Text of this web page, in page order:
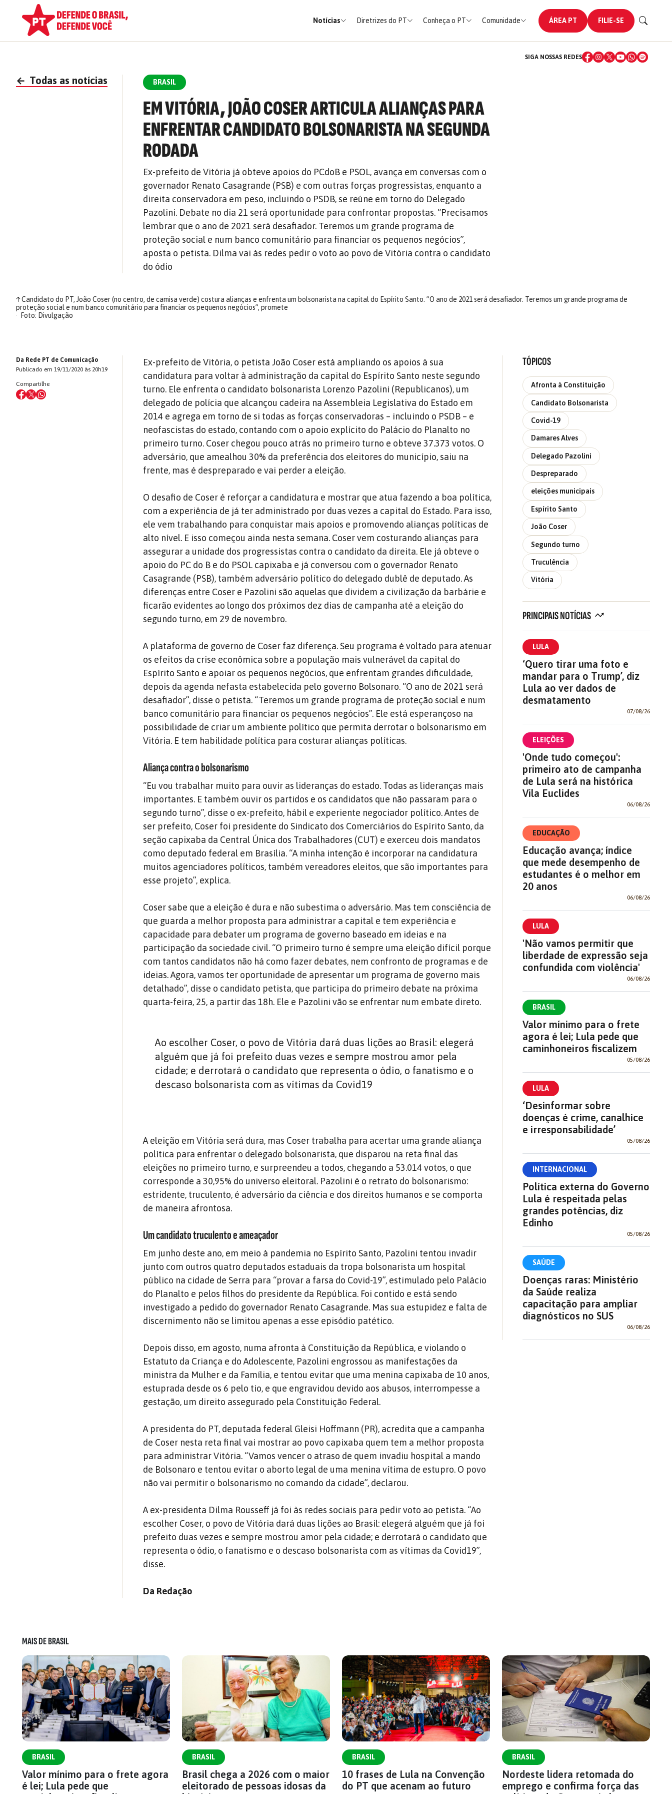
Notícias Diretrizes do PT Conheça o PT Comunidade ÁREA PT FILIE-SE
SIGA NOSSAS REDES
← Todas as notícias BRASIL
EM VITÓRIA, JOÃO COSER ARTICULA ALIANÇAS PARA
ENFRENTAR CANDIDATO BOLSONARISTA NA SEGUNDA
RODADA
Ex-prefeito de Vitória já obteve apoios do PCdoB e PSOL, avança em conversas com o
governador Renato Casagrande (PSB) e com outras forças progressistas, enquanto a
direita conservadora em peso, incluindo o PSDB, se reúne em torno do Delegado
Pazolini. Debate no dia 21 será oportunidade para confrontar propostas. “Precisamos
lembrar que o ano de 2021 será desafiador. Teremos um grande programa de
proteção social e num banco comunitário para financiar os pequenos negócios”,
aposta o petista. Dilma vai às redes pedir o voto ao povo de Vitória contra o candidato
do ódio
↑Candidato do PT, João Coser (no centro, de camisa verde) costura alianças e enfrenta um bolsonarista na capital do Espírito Santo. ”O ano de 2021 será desafiador. Teremos um grande programa de
proteção social e num banco comunitário para financiar os pequenos negócios”, promete
Foto: Divulgação
Da Rede PT de Comunicação
Publicado em 19/11/2020 às 20h19
Compartilhe
Ex-prefeito de Vitória, o petista João Coser está ampliando os apoios à sua
candidatura para voltar à administração da capital do Espírito Santo neste segundo
turno. Ele enfrenta o candidato bolsonarista Lorenzo Pazolini (Republicanos), um
delegado de polícia que alcançou cadeira na Assembleia Legislativa do Estado em
2014 e agrega em torno de si todas as forças conservadoras – incluindo o PSDB – e
neofascistas do estado, contando com o apoio explícito do Palácio do Planalto no
primeiro turno. Coser chegou pouco atrás no primeiro turno e obteve 37.373 votos. O
adversário, que amealhou 30% da preferência dos eleitores do município, saiu na
frente, mas é despreparado e vai perder a eleição.
O desafio de Coser é reforçar a candidatura e mostrar que atua fazendo a boa política,
com a experiência de já ter administrado por duas vezes a capital do Estado. Para isso,
ele vem trabalhando para conquistar mais apoios e promovendo alianças políticas de
alto nível. E isso começou ainda nesta semana. Coser vem costurando alianças para
assegurar a unidade dos progressistas contra o candidato da direita. Ele já obteve o
apoio do PC do B e do PSOL capixaba e já conversou com o governador Renato
Casagrande (PSB), também adversário político do delegado dublê de deputado. As
diferenças entre Coser e Pazolini são aquelas que dividem a civilização da barbárie e
ficarão evidentes ao longo dos próximos dez dias de campanha até a eleição do
segundo turno, em 29 de novembro.
A plataforma de governo de Coser faz diferença. Seu programa é voltado para atenuar
os efeitos da crise econômica sobre a população mais vulnerável da capital do
Espírito Santo e apoiar os pequenos negócios, que enfrentam grandes dificuldade,
depois da agenda nefasta estabelecida pelo governo Bolsonaro. “O ano de 2021 será
desafiador”, disse o petista. “Teremos um grande programa de proteção social e num
banco comunitário para financiar os pequenos negócios”. Ele está esperançoso na
possibilidade de criar um ambiente político que permita derrotar o bolsonarismo em
Vitória. E tem habilidade política para costurar alianças políticas.
Aliança contra o bolsonarismo
“Eu vou trabalhar muito para ouvir as lideranças do estado. Todas as lideranças mais
importantes. E também ouvir os partidos e os candidatos que não passaram para o
segundo turno”, disse o ex-prefeito, hábil e experiente negociador político. Antes de
ser prefeito, Coser foi presidente do Sindicato dos Comerciários do Espírito Santo, da
seção capixaba da Central Única dos Trabalhadores (CUT) e exerceu dois mandatos
como deputado federal em Brasília. “A minha intenção é incorporar na candidatura
muitos agenciadores políticos, também vereadores eleitos, que são importantes para
esse projeto”, explica.
Coser sabe que a eleição é dura e não subestima o adversário. Mas tem consciência de
que guarda a melhor proposta para administrar a capital e tem experiência e
capacidade para debater um programa de governo baseado em ideias e na
participação da sociedade civil. “O primeiro turno é sempre uma eleição difícil porque
com tantos candidatos não há como fazer debates, nem confronto de programas e de
ideias. Agora, vamos ter oportunidade de apresentar um programa de governo mais
detalhado”, disse o candidato petista, que participa do primeiro debate na próxima
quarta-feira, 25, a partir das 18h. Ele e Pazolini vão se enfrentar num embate direto.
Ao escolher Coser, o povo de Vitória dará duas lições ao Brasil: elegerá
alguém que já foi prefeito duas vezes e sempre mostrou amor pela
cidade; e derrotará o candidato que representa o ódio, o fanatismo e o
descaso bolsonarista com as vítimas da Covid19
A eleição em Vitória será dura, mas Coser trabalha para acertar uma grande aliança
política para enfrentar o delegado bolsonarista, que disparou na reta final das
eleições no primeiro turno, e surpreendeu a todos, chegando a 53.014 votos, o que
corresponde a 30,95% do universo eleitoral. Pazolini é o retrato do bolsonarismo:
estridente, truculento, é adversário da ciência e dos direitos humanos e se comporta
de maneira afrontosa.
Um candidato truculento e ameaçador
Em junho deste ano, em meio à pandemia no Espírito Santo, Pazolini tentou invadir
junto com outros quatro deputados estaduais da tropa bolsonarista um hospital
público na cidade de Serra para “provar a farsa do Covid-19”, estimulado pelo Palácio
do Planalto e pelos filhos do presidente da República. Foi contido e está sendo
investigado a pedido do governador Renato Casagrande. Mas sua estupidez e falta de
discernimento não se limitou apenas a esse episódio patético.
Depois disso, em agosto, numa afronta à Constituição da República, e violando o
Estatuto da Criança e do Adolescente, Pazolini engrossou as manifestações da
ministra da Mulher e da Família, e tentou evitar que uma menina capixaba de 10 anos,
estuprada desde os 6 pelo tio, e que engravidou devido aos abusos, interrompesse a
gestação, um direito assegurado pela Constituição Federal.
A presidenta do PT, deputada federal Gleisi Hoffmann (PR), acredita que a campanha
de Coser nesta reta final vai mostrar ao povo capixaba quem tem a melhor proposta
para administrar Vitória. “Vamos vencer o atraso de quem invadiu hospital a mando
de Bolsonaro e tentou evitar o aborto legal de uma menina vítima de estupro. O povo
não vai permitir o bolsonarismo no comando da cidade”, declarou.
A ex-presidenta Dilma Rousseff já foi às redes sociais para pedir voto ao petista. “Ao
escolher Coser, o povo de Vitória dará duas lições ao Brasil: elegerá alguém que já foi
prefeito duas vezes e sempre mostrou amor pela cidade; e derrotará o candidato que
representa o ódio, o fanatismo e o descaso bolsonarista com as vítimas da Covid19”,
disse.
Da Redação
TÓPICOS
Afronta à Constituição
Candidato Bolsonarista
Covid-19
Damares Alves
Delegado Pazolini
Despreparado
eleições municipais
Espírito Santo
João Coser
Segundo turno
Truculência
Vitória
PRINCIPAIS NOTÍCIAS
LULA
‘Quero tirar uma foto e
mandar para o Trump’, diz
Lula ao ver dados de
desmatamento
07/08/26
ELEIÇÕES
'Onde tudo começou':
primeiro ato de campanha
de Lula será na histórica
Vila Euclides
06/08/26
EDUCAÇÃO
Educação avança; índice
que mede desempenho de
estudantes é o melhor em
20 anos
06/08/26
LULA
'Não vamos permitir que
liberdade de expressão seja
confundida com violência'
06/08/26
BRASIL
Valor mínimo para o frete
agora é lei; Lula pede que
caminhoneiros fiscalizem
05/08/26
LULA
‘Desinformar sobre
doenças é crime, canalhice
e irresponsabilidade’
05/08/26
INTERNACIONAL
Política externa do Governo
Lula é respeitada pelas
grandes potências, diz
Edinho
05/08/26
SAÚDE
Doenças raras: Ministério
da Saúde realiza
capacitação para ampliar
diagnósticos no SUS
06/08/26
MAIS DE BRASIL
BRASIL
Valor mínimo para o frete agora
é lei; Lula pede que
BRASIL
Brasil chega a 2026 com o maior
eleitorado de pessoas idosas da
BRASIL
10 frases de Lula na Convenção
do PT que acenam ao futuro
BRASIL
Nordeste lidera retomada do
emprego e confirma força das